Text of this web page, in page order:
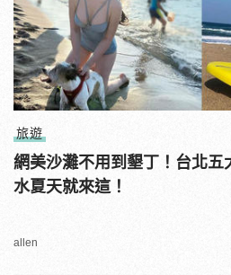
旅遊
網美沙灘不用到墾丁！台北五
水夏天就來這！
allen